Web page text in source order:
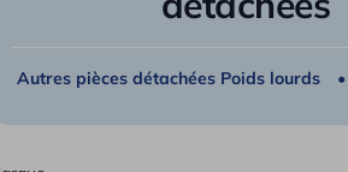
Tous les véhicules
Autres pièces détachées Poids lourds